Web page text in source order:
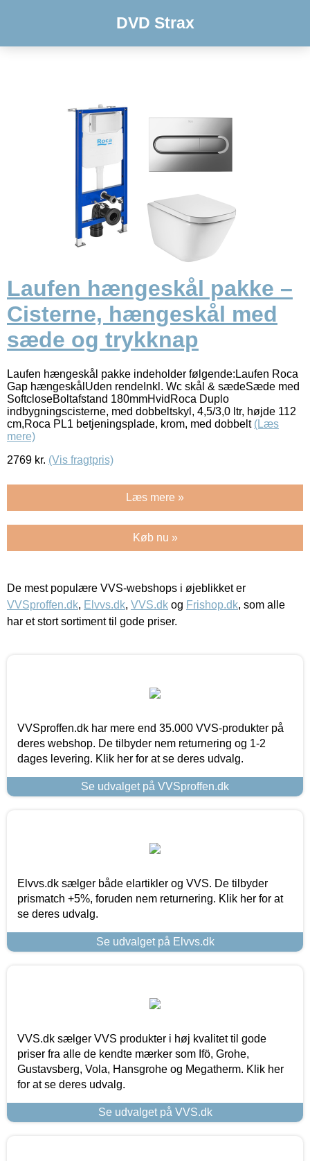
DVD Strax
Laufen hængeskål pakke –
Cisterne, hængeskål med
sæde og trykknap
Laufen hængeskål pakke indeholder følgende:Laufen Roca
Gap hængeskålUden rendeInkl. Wc skål & sædeSæde med
SoftcloseBoltafstand 180mmHvidRoca Duplo
indbygningscisterne, med dobbeltskyl, 4,5/3,0 ltr, højde 112
cm,Roca PL1 betjeningsplade, krom, med dobbelt (Læs
mere)
2769 kr. (Vis fragtpris)
Læs mere »
Køb nu »
De mest populære VVS-webshops i øjeblikket er
VVSproffen.dk, Elvvs.dk, VVS.dk og Frishop.dk, som alle
har et stort sortiment til gode priser.
VVSproffen.dk har mere end 35.000 VVS-produkter på
deres webshop. De tilbyder nem returnering og 1-2
dages levering. Klik her for at se deres udvalg.
Se udvalget på VVSproffen.dk
Elvvs.dk sælger både elartikler og VVS. De tilbyder
prismatch +5%, foruden nem returnering. Klik her for at
se deres udvalg.
Se udvalget på Elvvs.dk
VVS.dk sælger VVS produkter i høj kvalitet til gode
priser fra alle de kendte mærker som Ifö, Grohe,
Gustavsberg, Vola, Hansgrohe og Megatherm. Klik her
for at se deres udvalg.
Se udvalget på VVS.dk